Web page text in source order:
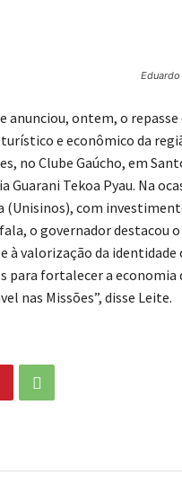
anunciou, ontem, o
e econômico da
no Clube Gaúcho, em
Guarani Tekoa Pyau. Na
(Unisinos), com
o governador destacou
à valorização da
fortalecer a
nas Missões”, disse Leite.